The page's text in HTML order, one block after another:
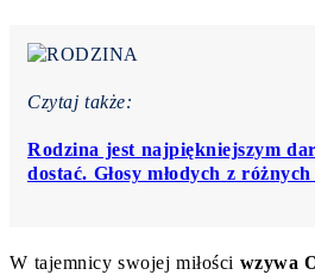
Czytaj także:
Rodzina jest najpiękniejszym
dostać. Głosy młodych z
W tajemnicy swojej miłości wzywa